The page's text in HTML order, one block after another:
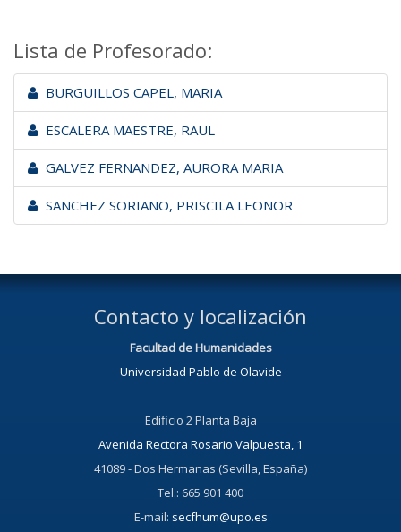
Lista de Profesorado:
BURGUILLOS CAPEL, MARIA
ESCALERA MAESTRE, RAUL
GALVEZ FERNANDEZ, AURORA MARIA
SANCHEZ SORIANO, PRISCILA LEONOR
Contacto y localización
Facultad de Humanidades
Universidad Pablo de Olavide
Edificio 2 Planta Baja
Avenida Rectora Rosario Valpuesta, 1
41089 - Dos Hermanas (Sevilla, España)
Tel.: 665 901 400
E-mail: secfhum@upo.es